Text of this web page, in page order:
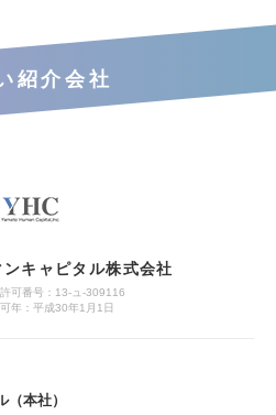
紹介会社
キャピタル株式会社
可番号：13-ュ-309116
年：平成30年1月1日
本社）